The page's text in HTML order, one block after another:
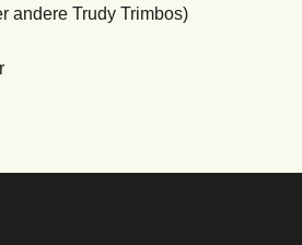
andere Trudy Trimbos)